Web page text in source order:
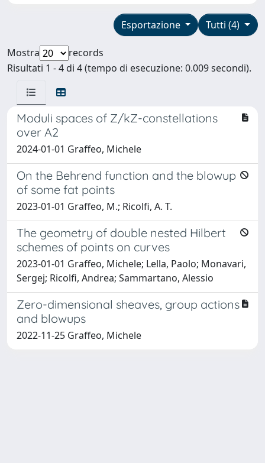
Tutti (4)
Esportazione
Mostra
records
Risultati 1 - 4 di 4 (tempo di esecuzione: 0.009 secondi).
Moduli spaces of Z/kZ-constellations
over A2
2024-01-01 Graffeo, Michele
On the Behrend function and the blowup
of some fat points
2023-01-01 Graffeo, M.; Ricolfi, A. T.
The geometry of double nested Hilbert
schemes of points on curves
2023-01-01 Graffeo, Michele; Lella, Paolo; Monavari,
Sergej; Ricolfi, Andrea; Sammartano, Alessio
Zero-dimensional sheaves, group actions
and blowups
2022-11-25 Graffeo, Michele